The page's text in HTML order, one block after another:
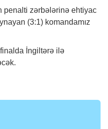
penalti zərbələrinə ehtiyac
(3:1) komandamız
İngiltərə ilə